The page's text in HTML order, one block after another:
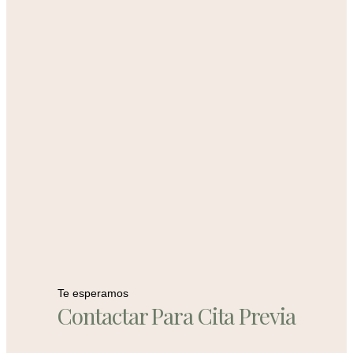
Te esperamos
Contactar Para Cita Previa